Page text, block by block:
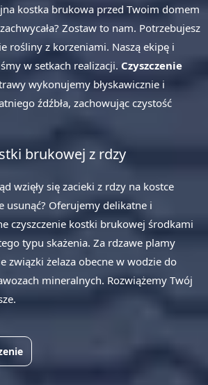
kostka brukowa przed Twoim domem
Zostaw to nam. Potrzebujesz
rośliny z korzeniami. Naszą ekipę i
w setkach realizacji. Czyszczenie
wykonujemy błyskawicznie i
źdźbła, zachowując czystość
brukowej z rdzy
wzięły się zacieki z rdzy na kostce
usunąć? Oferujemy delikatne i
czyszczenie kostki brukowej środkami
typu skażenia. Za rdzawe plamy
związki żelaza obecne w wodzie do
mineralnych. Rozwiążemy Twój